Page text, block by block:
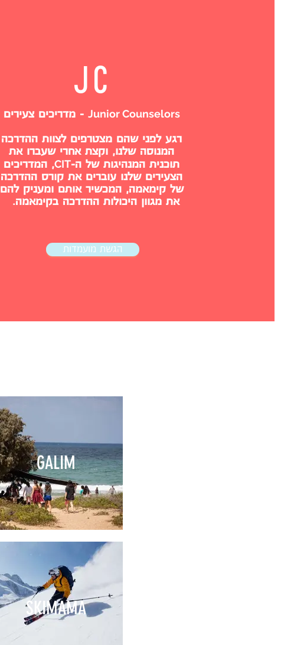
JC
Junior Counselors - מדריכים צעירים
רגע לפני שהם מצטרפים לצוות ההדרכה
המנוסה שלנו, וקצת אחרי שעברו את
תוכנית המנהיגות של ה-CIT, המדריכים
הצעירים שלנו עוברים את קורס ההדרכה
של קימאמה, המכשיר אותם ומעניק להם
את מגוון היכולות ההדרכה בקימאמה.
הגשת מועמדות
GALIM
SKIMAMA